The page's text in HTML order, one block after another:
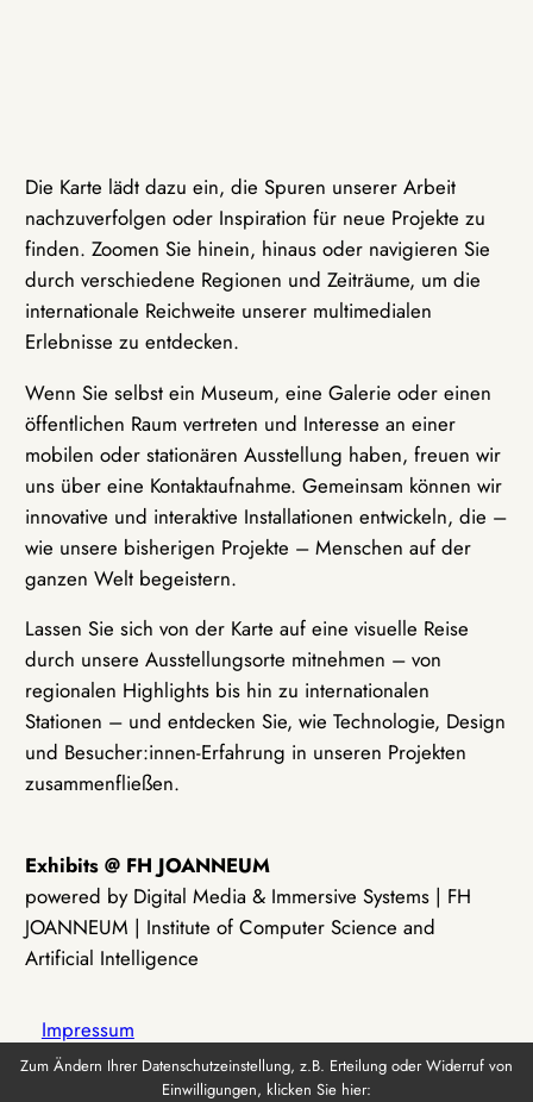
Die Karte lädt dazu ein, die Spuren unserer Arbeit
nachzuverfolgen oder Inspiration für neue Projekte zu
finden. Zoomen Sie hinein, hinaus oder navigieren Sie
durch verschiedene Regionen und Zeiträume, um die
internationale Reichweite unserer multimedialen
Erlebnisse zu entdecken.
Wenn Sie selbst ein Museum, eine Galerie oder einen
öffentlichen Raum vertreten und Interesse an einer
mobilen oder stationären Ausstellung haben, freuen wir
uns über eine Kontaktaufnahme. Gemeinsam können wir
innovative und interaktive Installationen entwickeln, die –
wie unsere bisherigen Projekte – Menschen auf der
ganzen Welt begeistern.
Lassen Sie sich von der Karte auf eine visuelle Reise
durch unsere Ausstellungsorte mitnehmen – von
regionalen Highlights bis hin zu internationalen
Stationen – und entdecken Sie, wie Technologie, Design
und Besucher:innen-Erfahrung in unseren Projekten
zusammenfließen.
Exhibits @ FH JOANNEUM
powered by Digital Media & Immersive Systems | FH
JOANNEUM | Institute of Computer Science and
Artificial Intelligence
Impressum
Zum Ändern Ihrer Datenschutzeinstellung, z.B. Erteilung oder Widerruf von
Einwilligungen, klicken Sie hier: